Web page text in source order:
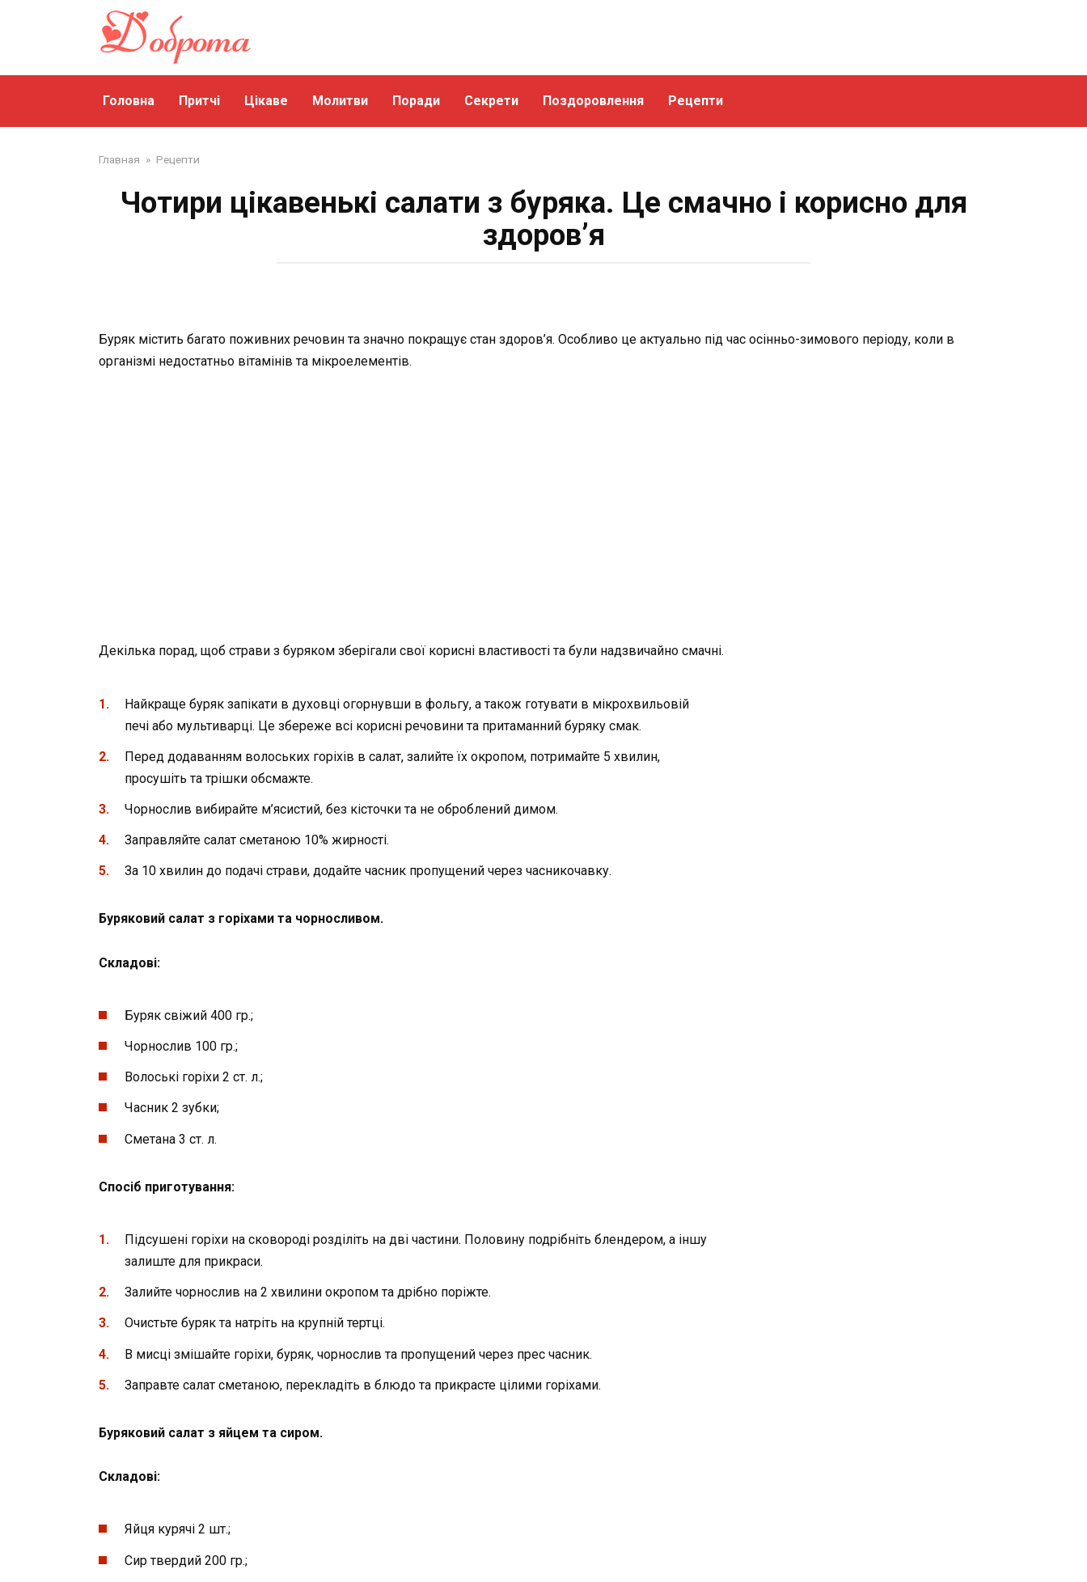
Головна Притчі Цікаве Молитви Поради Секрети Поздоровлення Рецепти
Главная » Рецепти
Чотири цікавенькі салати з буряка. Це смачно і корисно для
здоров’я
Буряк містить багато поживних речовин та значно покращує стан здоров’я. Особливо це актуально під час осінньо-зимового періоду, коли в
організмі недостатньо вітамінів та мікроелементів.
Декілька порад, щоб страви з буряком зберігали свої корисні властивості та були надзвичайно смачні.
Найкраще буряк запікати в духовці огорнувши в фольгу, а також готувати в мікрохвильовій
печі або мультиварці. Це збереже всі корисні речовини та притаманний буряку смак.
Перед додаванням волоських горіхів в салат, залийте їх окропом, потримайте 5 хвилин,
просушіть та трішки обсмажте.
Чорнослив вибирайте м’ясистий, без кісточки та не оброблений димом.
Заправляйте салат сметаною 10% жирності.
За 10 хвилин до подачі страви, додайте часник пропущений через часникочавку.
Буряковий салат з горіхами та чорносливом.
Складові:
Буряк свіжий 400 гр.;
Чорнослив 100 гр.;
Волоські горіхи 2 ст. л.;
Часник 2 зубки;
Сметана 3 ст. л.
Спосіб приготування:
Підсушені горіхи на сковороді розділіть на дві частини. Половину подрібніть блендером, а іншу
залиште для прикраси.
Залийте чорнослив на 2 хвилини окропом та дрібно поріжте.
Очистьте буряк та натріть на крупній тертці.
В мисці змішайте горіхи, буряк, чорнослив та пропущений через прес часник.
Заправте салат сметаною, перекладіть в блюдо та прикрасте цілими горіхами.
Буряковий салат з яйцем та сиром.
Складові:
Яйця курячі 2 шт.;
Сир твердий 200 гр.;